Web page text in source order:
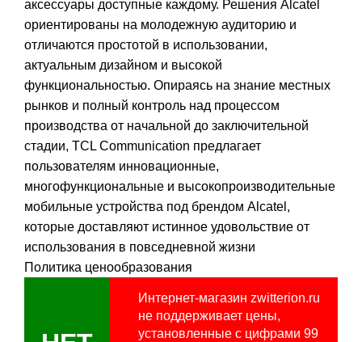
аксессуары доступные каждому. Решения Alcatel
ориентированы на молодежную аудиторию и
отличаются простотой в использовании,
актуальным дизайном и высокой
функциональностью. Опираясь на знание местных
рынков и полный контроль над процессом
производства от начальной до заключительной
стадии, TCL Communication предлагает
пользователям инновационные,
многофункциональные и высокопроизводительные
мобильные устройства под брендом Alcatel,
которые доставляют истинное удовольствие от
использования в повседневной жизни
Политика ценообразования
Интернет-магазин zwitterion.ru
не поддерживает цены,
установленные с цифрами 99